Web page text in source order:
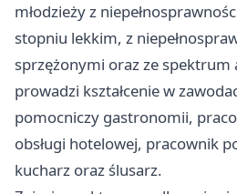
młodzieży z
stopniu lekkim, z
sprzężonymi oraz ze spektrum
prowadzi kształcenie w
pomocniczy gastronomii,
obsługi hotelowej, pracownik
kucharz oraz ślusarz.